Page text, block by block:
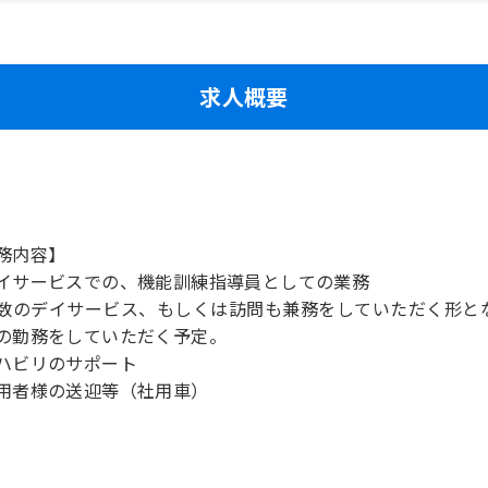
求人概要
内容】
ービスでの、機能訓練指導員としての業務
デイサービス、もしくは訪問も兼務をしていただく形
勤務をしていただく予定。
ビリのサポート
者様の送迎等（社用車）